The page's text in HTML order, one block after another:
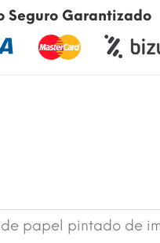
Seguro Garantizado
papel pintado de